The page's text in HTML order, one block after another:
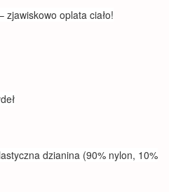
zjawiskowo oplata ciało!
dzianina (90% nylon, 10%